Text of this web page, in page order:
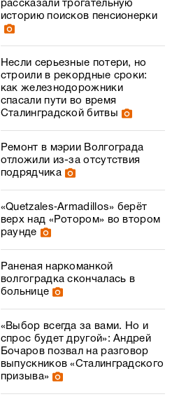
рассказали трогательную
историю поисков пенсионерки
Несли серьезные потери, но
строили в рекордные сроки:
как железнодорожники
спасали пути во время
Сталинградской битвы
Ремонт в мэрии Волгограда
отложили из-за отсутствия
подрядчика
«Quetzales‑Armadillos» берёт
верх над «Ротором» во втором
раунде
Раненая наркоманкой
волгоградка скончалась в
больнице
«Выбор всегда за вами. Но и
спрос будет другой»: Андрей
Бочаров позвал на разговор
выпускников «Сталинградского
призыва»